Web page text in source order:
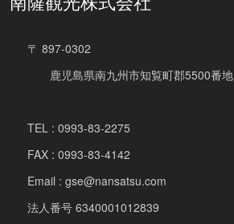
〒 897-0302
鹿児島県南九州市知覧町郡5500番地
TEL : 0993-83-2275
FAX : 0993-83-4142
Email : gse@nansatsu.com
法人番号 6340001012839